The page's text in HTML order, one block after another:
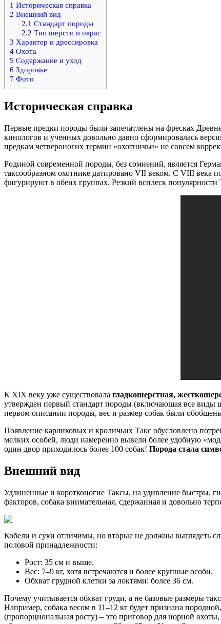
1 Историческая справка
2 Внешний вид
2.1 Стандарт породы
2.2 Тип шерсти и окрас
3 Характер и дрессировка
4 Охота
5 Содержание и уход
6 Здоровье
7 Фото
Историческая справка
Первые предки породы были запечатлены на фресках
кинологов и ученных довольно давно сформировалась
предкам четвероногих термин «охотничьи» не совсем
Родиной современной породы, без сомнений, является
таксообразном охотнике датировано VII веком. С VIII века
фигурируют в обеих группах. Резкий всплеск
К XIX веку уже существовала гладкошерстная,
утвержден первый стандарт породы (включающая все виды
первом описании породы, вес и размер собак были
Появление карликовых и кроличьих Такс обусловлено
мелких особей, люди намеренно вывели более удобную
один двор приходилось более 100 собак! Порода стала
Внешний вид
Удлиненные и коротконогие Таксы, на удивление быстры,
факторов, собака внимательная, сдержанная и довольно
Кобели и суки отличимы, но вторые не должны выглядеть
половой принадлежности:
Рост: 35 см и выше.
Вес: 7–9 кг, хотя встречаются и более крупные особи.
Обхват грудной клетки за локтями: более 36 см.
Почему учитывается обхват груди, а не базовые размеры
Например, собака весом в 11–12 кг будет признана
(пропорциональная росту) – это приговор для норной